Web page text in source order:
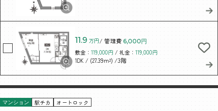
11.9 万円/ 管理費 6,000円
敷金：119,000円 / 礼金：119,000円
1DK / (27.39m²) /3階
マンション 駅チカ オートロック